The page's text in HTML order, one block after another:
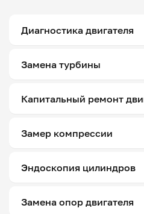
Диагностика двигателя
Замена турбины
Капитальный ремонт
Замер компрессии
Эндоскопия цилиндров
Замена опор двигателя